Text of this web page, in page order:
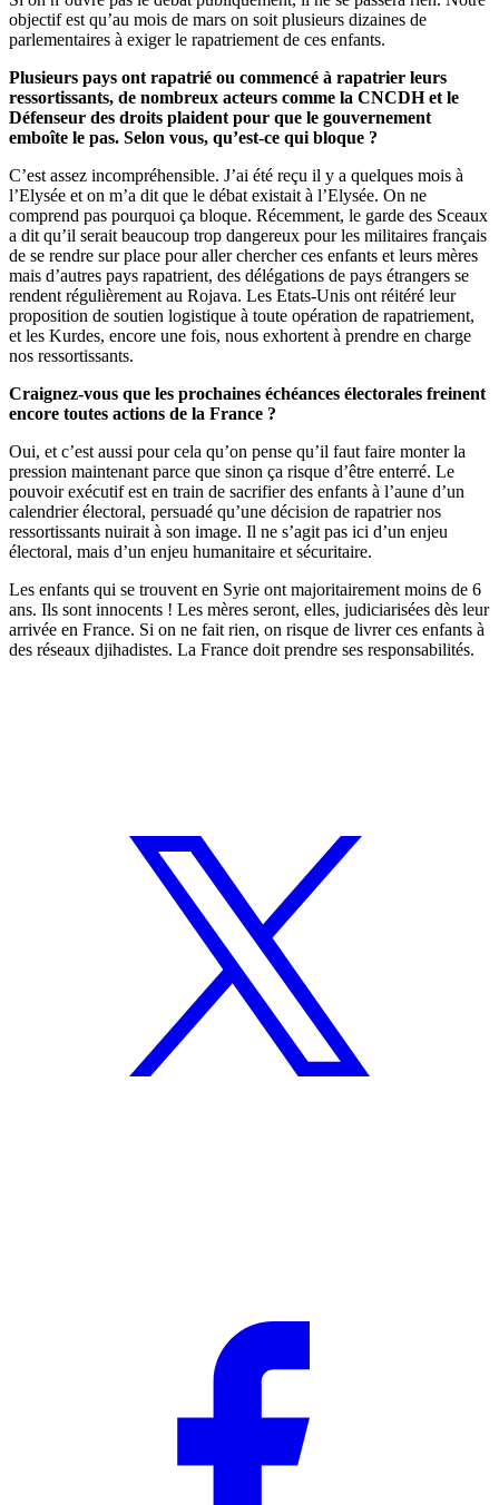
objectif est qu’au mois de mars on soit plusieurs dizaines de
parlementaires à exiger le rapatriement de ces enfants.
Plusieurs pays ont rapatrié ou commencé à rapatrier leurs
ressortissants, de nombreux acteurs comme la CNCDH et le
Défenseur des droits plaident pour que le gouvernement
emboîte le pas. Selon vous, qu’est-ce qui bloque ?
C’est assez incompréhensible. J’ai été reçu il y a quelques mois à
l’Elysée et on m’a dit que le débat existait à l’Elysée. On ne
comprend pas pourquoi ça bloque. Récemment, le garde des Sceaux
a dit qu’il serait beaucoup trop dangereux pour les militaires français
de se rendre sur place pour aller chercher ces enfants et leurs mères
mais d’autres pays rapatrient, des délégations de pays étrangers se
rendent régulièrement au Rojava. Les Etats-Unis ont réitéré leur
proposition de soutien logistique à toute opération de rapatriement,
et les Kurdes, encore une fois, nous exhortent à prendre en charge
nos ressortissants.
Craignez-vous que les prochaines échéances électorales freinent
encore toutes actions de la France ?
Oui, et c’est aussi pour cela qu’on pense qu’il faut faire monter la
pression maintenant parce que sinon ça risque d’être enterré. Le
pouvoir exécutif est en train de sacrifier des enfants à l’aune d’un
calendrier électoral, persuadé qu’une décision de rapatrier nos
ressortissants nuirait à son image. Il ne s’agit pas ici d’un enjeu
électoral, mais d’un enjeu humanitaire et sécuritaire.
Les enfants qui se trouvent en Syrie ont majoritairement moins de 6
ans. Ils sont innocents ! Les mères seront, elles, judiciarisées dès leur
arrivée en France. Si on ne fait rien, on risque de livrer ces enfants à
des réseaux djihadistes. La France doit prendre ses responsabilités.